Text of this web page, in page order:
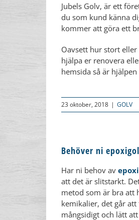
Jubels Golv, är ett
du som kund känna
kommer att göra ett
Oavsett hur stort
hjälpa er renovera
hemsida så är
23 oktober, 2018 | GOLV
Behöver ni
​Har ni behov av
att det är slitstarkt.
metod som är bra att
kemikalier, det går
mångsidigt och lätt